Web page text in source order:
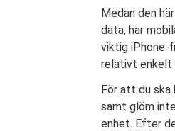
Medan den
data, har
viktig
relativt
För att du ska
samt glöm
enhet. Efter